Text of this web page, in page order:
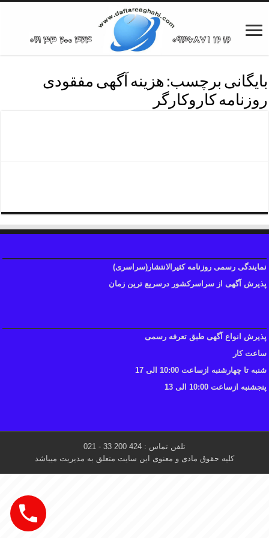
بایگانی برچسب: هزینه آگهی مفقودی
روزنامه کاروکارگر
نمایندگی رسمی روزنامه کثیرالانتشار(سراسری)
پذیرش آگهی از سراسرکشور درسریع ترین زمان
پذیرش انواع آگهی طبق تعرفه رسمی
ساعت کار
شنبه تا چهارشنبه ازساعت 10:00 الی 17
پنجشنبه ازساعت 10:00 الی 13
تلفن تماس : 424 200 33 - 021
کلیه حقوق مادی و معنوی این سایت متعلق به مدیریت میباشد